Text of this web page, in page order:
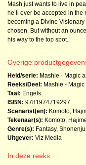
Mash just wants to live in
he’ll ever be accepted in
becoming a Divine
chosen. But without an
his way to the top spot.
Overige
Held/serie: Mashle - Magic
Reeks/Deel: Mashle -
Taal: Engels
ISBN: 9781974719297
Scenarist(en): Komoto,
Tekenaar(s): Komoto,
Genre(s): Fantasy,
Uitgever: Viz Media
In deze reeks